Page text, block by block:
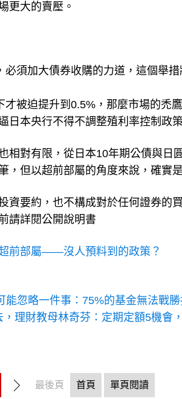
更大的賣壓。
須加大債券收購的力道，這個舉
被迫提升到0.5%，那麼市場的禿
日本央行不得不調整殖利率控制政策
相對有限，從日本10年期公債與日
但以超前部屬的角度來說，確實
資要約，也不構成對於任何證券的
請詳閱公開說明書
前部屬——沒人預料到的政策？
忽略一件事：75%的基金無法戰
理財教母林奇芬：定期定額5機會
最後頁 首頁 單頁閱讀